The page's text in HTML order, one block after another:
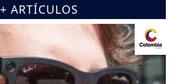
+ ARTÍCULOS